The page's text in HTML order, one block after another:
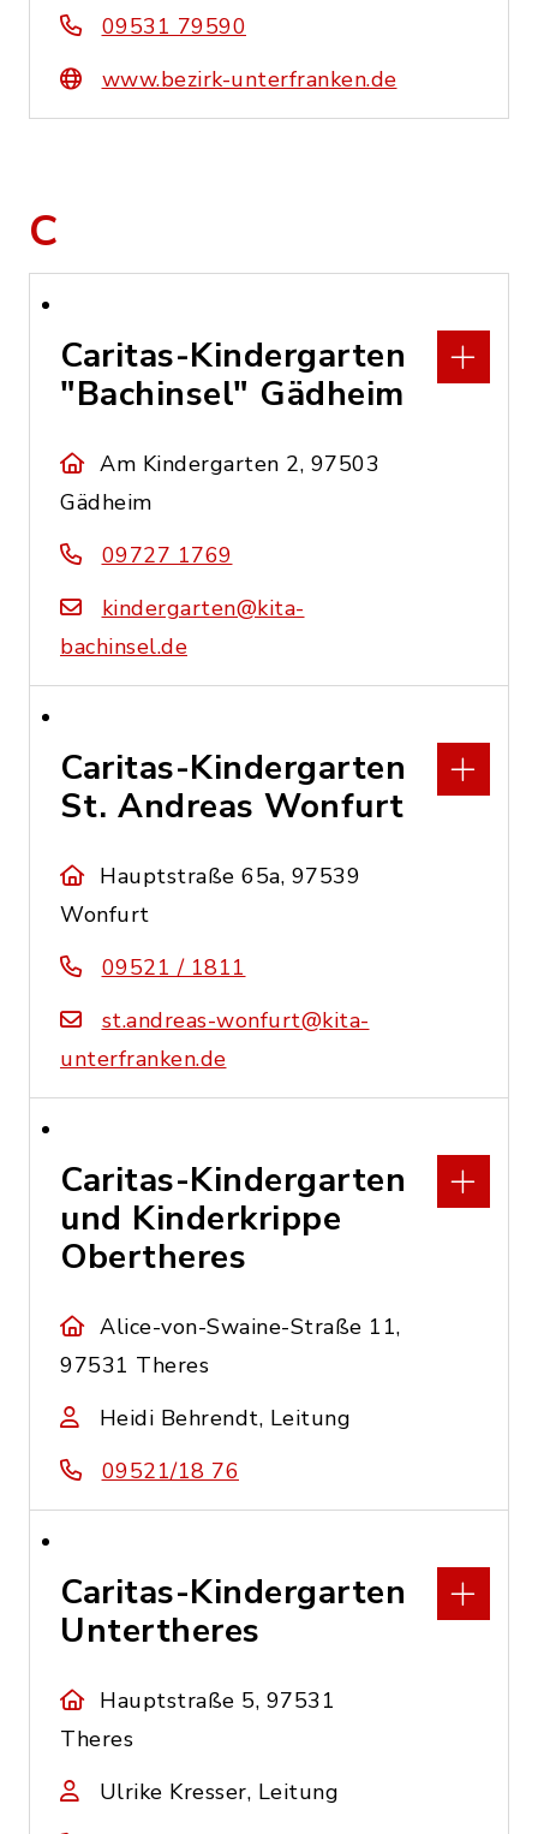
09531 79590
www.bezirk-unterfranken.de
C
Caritas-Kindergarten
"Bachinsel" Gädheim
Am Kindergarten 2, 97503
Gädheim
09727 1769
kindergarten@kita-
bachinsel.de
Caritas-Kindergarten
St. Andreas Wonfurt
Hauptstraße 65a, 97539
Wonfurt
09521 / 1811
st.andreas-wonfurt@kita-
unterfranken.de
Caritas-Kindergarten
und Kinderkrippe
Obertheres
Alice-von-Swaine-Straße 11,
97531 Theres
Heidi Behrendt, Leitung
09521/18 76
Caritas-Kindergarten
Untertheres
Hauptstraße 5, 97531
Theres
Ulrike Kresser, Leitung